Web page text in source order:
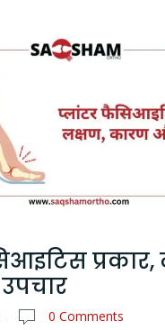
प्रकार,
0 Comments